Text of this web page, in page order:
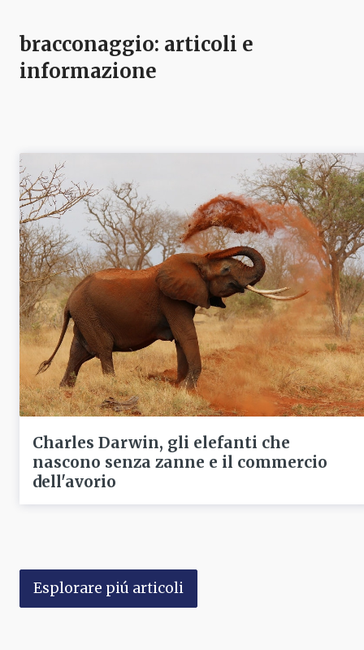
bracconaggio: articoli e
informazione
Charles Darwin, gli elefanti che
nascono senza zanne e il commercio
dell'avorio
Esplorare piú articoli